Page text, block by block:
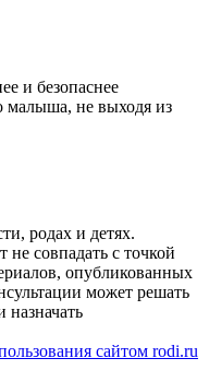
и безопаснее
малыша, не выходя из
родах и детях.
совпадать с точкой
опубликованных
может решать
назначать
сайтом rodi.ru